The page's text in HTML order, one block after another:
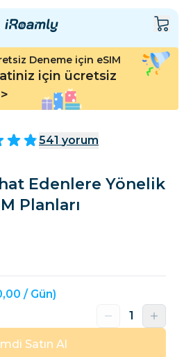
Deneme için eSIM
için ücretsiz
541 yorum
Edenlere Yönelik
Planları
/ Gün)
Satın Al